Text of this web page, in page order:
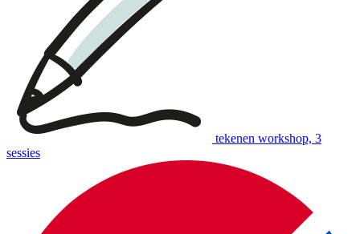
tekenen workshop, 3
sessies